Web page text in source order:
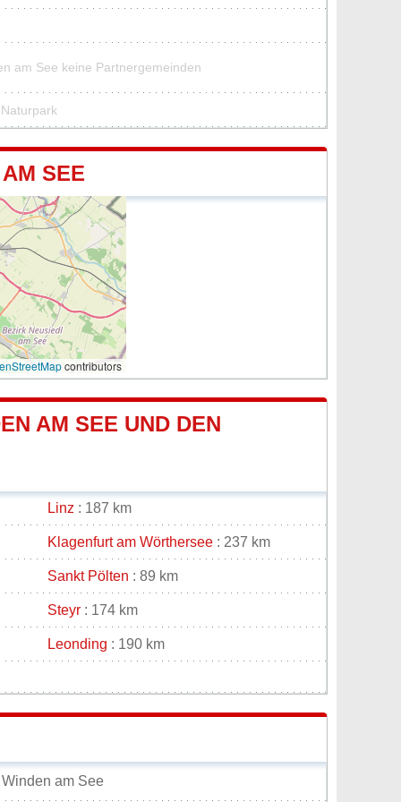
am See keine Partnergemeinden
SEE
contributors
AM SEE UND DEN
Linz : 187 km
Klagenfurt am Wörthersee : 237 km
Sankt Pölten : 89 km
Steyr : 174 km
Leonding : 190 km
am See